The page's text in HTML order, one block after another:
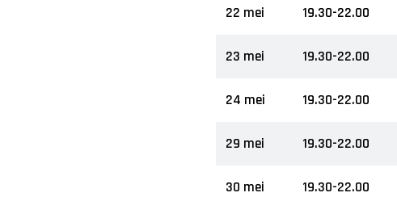
22 mei 19.30-22.00
23 mei 19.30-22.00
24 mei 19.30-22.00
29 mei 19.30-22.00
30 mei 19.30-22.00